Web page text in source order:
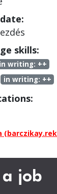
skills:
in writing: ++
in writing: ++
job